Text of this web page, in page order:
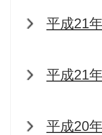
平成21
平成21
平成20